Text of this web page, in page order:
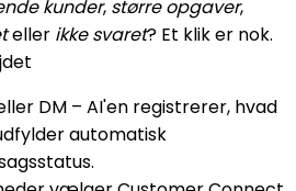
kunder, større opgaver,
eller ikke svaret? Et klik er nok.
DM – AI'en registrerer, hvad
automatisk